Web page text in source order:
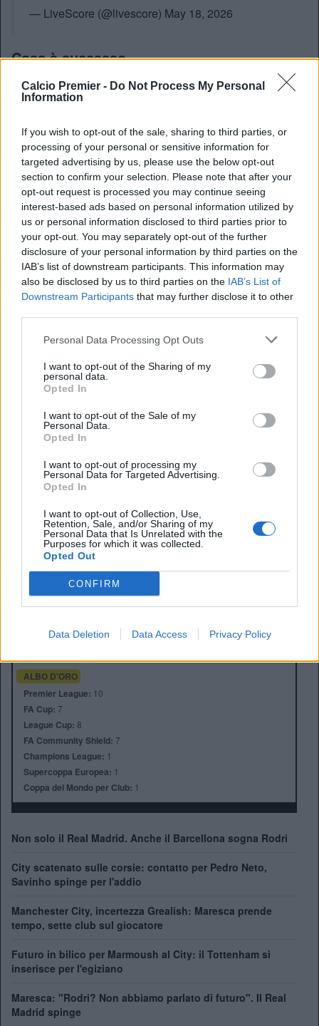
Calcio Premier - Do Not Process My Personal
Information
If you wish to opt-out of the sale, sharing to third parties, or
processing of your personal or sensitive information for
targeted advertising by us, please use the below opt-out
section to confirm your selection. Please note that after your
opt-out request is processed you may continue seeing
interest-based ads based on personal information utilized by
us or personal information disclosed to third parties prior to
your opt-out. You may separately opt-out of the further
disclosure of your personal information by third parties on the
IAB’s list of downstream participants. This information may
also be disclosed by us to third parties on the IAB’s List of
Downstream Participants that may further disclose it to other
Personal Data Processing Opt Outs
I want to opt-out of the Sharing of my
personal data.
Opted In
I want to opt-out of the Sale of my
Personal Data.
Opted In
I want to opt-out of processing my
Personal Data for Targeted Advertising.
Opted In
I want to opt-out of Collection, Use,
Retention, Sale, and/or Sharing of my
Personal Data that Is Unrelated with the
Purposes for which it was collected.
Opted Out
CONFIRM
Data Deletion Data Access Privacy Policy
— LiveScore (@livescore) May 18, 2026
Cosa è successo
Il City deve giocare oggi contro il Bournemouth una partita
cruciale nella corsa al titolo. L’attenzione adesso è tutta sul
loro, e per confermare la propria scelta. Un gruppo sotto
shock, visto che Guardiola non aveva comunicato l’addio
ai giocatori, vistal’importanza di questo finale
stagione.
Anno di Fondazione:1880 come St Mark's
Stadio:Etihad Stadium (47.405)
Presidente: Khaldoon Al Mubarak
ALBO D'ORO
Premier League: 10
FA Cup: 7
League Cup: 8
FA Community Shield: 7
Champions League: 1
Supercoppa Europea: 1
Coppa del Mondo per Club: 1
Non solo il Real Madrid. Anche il Barcellona sogna Rodri
City scatenato sulle corsie: contatto per Pedro Neto,
Savinho spinge per l'addio
Manchester City, incertezza Grealish: Maresca prende
tempo, sette club sul giocatore
Futuro in bilico per Marmoush al City: il Tottenham si
inserisce per l'egiziano
Maresca: "Rodri? Non abbiamo parlato di futuro". Il Real
Madrid spinge